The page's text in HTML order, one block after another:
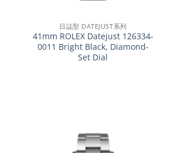
日誌型 DATEJUST系列
41mm ROLEX Datejust 126334-
0011 Bright Black, Diamond-
Set Dial